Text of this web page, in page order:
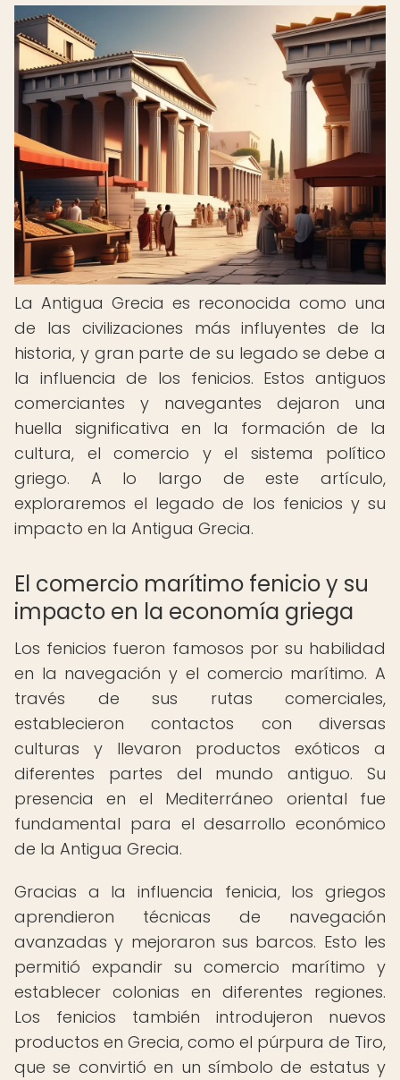
La Antigua Grecia es reconocida como una
de las civilizaciones más influyentes de la
historia, y gran parte de su legado se debe a
la influencia de los fenicios. Estos antiguos
comerciantes y navegantes dejaron una
huella significativa en la formación de la
cultura, el comercio y el sistema político
griego. A lo largo de este artículo,
exploraremos el legado de los fenicios y su
impacto en la Antigua Grecia.
El comercio marítimo fenicio y su
impacto en la economía griega
Los fenicios fueron famosos por su habilidad
en la navegación y el comercio marítimo. A
través de sus rutas comerciales,
establecieron contactos con diversas
culturas y llevaron productos exóticos a
diferentes partes del mundo antiguo. Su
presencia en el Mediterráneo oriental fue
fundamental para el desarrollo económico
de la Antigua Grecia.
Gracias a la influencia fenicia, los griegos
aprendieron técnicas de navegación
avanzadas y mejoraron sus barcos. Esto les
permitió expandir su comercio marítimo y
establecer colonias en diferentes regiones.
Los fenicios también introdujeron nuevos
productos en Grecia, como el púrpura de Tiro,
que se convirtió en un símbolo de estatus y